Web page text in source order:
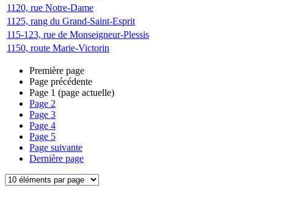
1120, rue Notre-Dame
1125, rang du Grand-Saint-Esprit
115-123, rue de Monseigneur-Plessis
1150, route Marie-Victorin
Première page
Page précédente
Page 1 (page actuelle)
Page 2
Page 3
Page 4
Page 5
Page suivante
Dernière page